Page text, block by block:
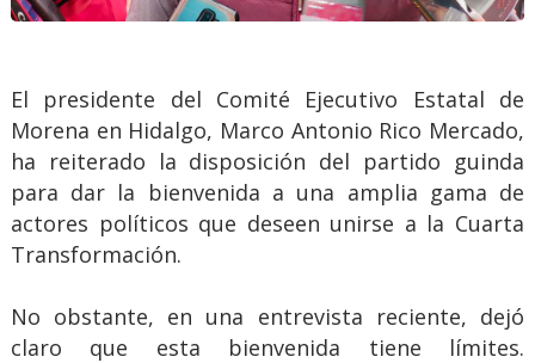
El presidente del Comité Ejecutivo Estatal de
Morena en Hidalgo, Marco Antonio Rico Mercado,
ha reiterado la disposición del partido guinda
para dar la bienvenida a una amplia gama de
actores políticos que deseen unirse a la Cuarta
Transformación.
No obstante, en una entrevista reciente, dejó
claro que esta bienvenida tiene límites.